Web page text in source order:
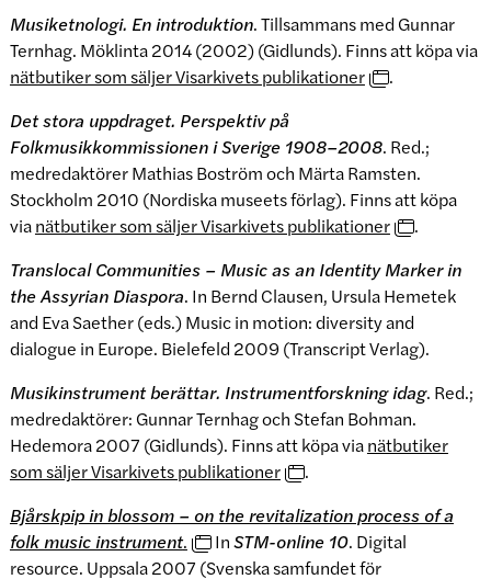
Musiketnologi. En introduktion. Tillsammans med Gunnar
Ternhag. Möklinta 2014 (2002) (Gidlunds). Finns att köpa via
nätbutiker som säljer Visarkivets publikationer
.
Det stora uppdraget. Perspektiv på
Folkmusikkommissionen i Sverige 1908–2008. Red.;
medredaktörer Mathias Boström och Märta Ramsten.
Stockholm 2010 (Nordiska museets förlag). Finns att köpa
vianätbutiker som säljer Visarkivets publikationer
.
Translocal Communities – Music as an Identity Marker in
the Assyrian Diaspora. In Bernd Clausen, Ursula Hemetek
and Eva Saether (eds.) Music in motion: diversity and
dialogue in Europe. Bielefeld 2009 (Transcript Verlag).
Musikinstrument berättar. Instrumentforskning idag. Red.;
medredaktörer: Gunnar Ternhag och Stefan Bohman.
Hedemora 2007 (Gidlunds). Finns att köpa vianätbutiker
som säljer Visarkivets publikationer
.
Bjårskpip in blossom – on the revitalization process of a
folk music instrument. InSTM-online 10. Digital
resource. Uppsala 2007 (Svenska samfundet för